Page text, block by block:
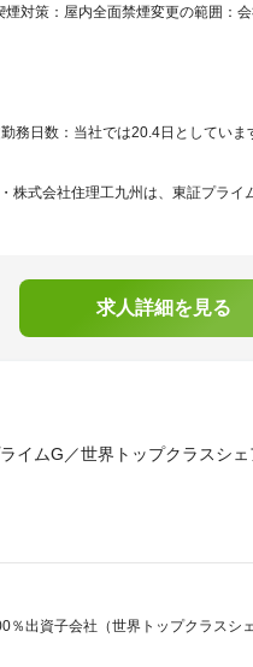
対策：屋内全面禁煙変更の範囲：
務日数：当社では20.4日としていま
株式会社住理工九州は、東証プライ
求人詳細を見る
イムG／世界トップクラスシ
出資子会社（世界トップクラスシ